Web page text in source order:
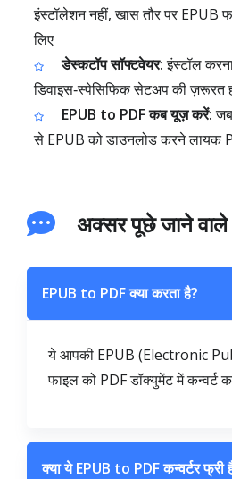
इंस्टॉलेशन नहीं, खास तौर पर EPUB
लिए
डेस्कटॉप सॉफ्टवेयर:इंस्टॉल
डिवाइस‑स्पेसिफिक सेटअप की ज़रूरत
EPUB to PDF कब यूज़ करें:
से EPUB को डाउनलोड करने लायक
अक्सर पूछे जाने
EPUB to PDF क्या करता है?
ये आपकी EPUB (Electronic
फाइल को PDF डॉक्युमेंट में कन्वर्ट
क्या ये EPUB to PDF कन्वर्टर फ्री